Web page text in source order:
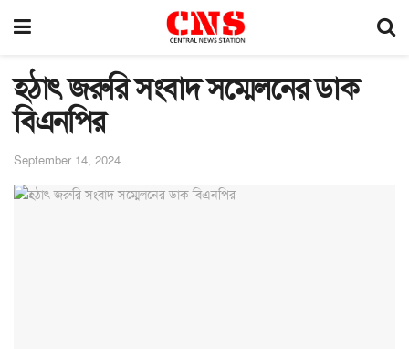
হঠাৎ জরুরি সংবাদ সম্মেলনের ডাক
বিএনপির
September 14, 2024